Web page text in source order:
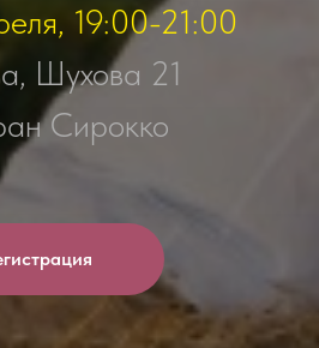
19:00-21:00
Шухова 21
Сирокко